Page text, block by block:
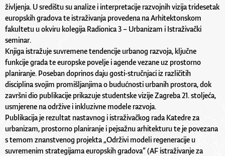
življenja. U središtu su analize i interpretacije razvojnih vizija tridesetak
europskih gradova te istraživanja provedena na Arhitektonskom
fakultetu u okviru kolegija Radionica 3 – Urbanizam i Istraživački
seminar.
Knjiga istražuje suvremene tendencije urbanog razvoja, ključne
funkcije grada te europske povelje i agende vezane uz prostorno
planiranje. Poseban doprinos daju gosti-stručnjaci iz različitih
disciplina svojim promišljanjima o budućnosti urbanih prostora, dok
završni dio publikacije prikazuje studentske vizije Zagreba 21. stoljeća,
usmjerene na održive i inkluzivne modele razvoja.
Publikacija je rezultat nastavnog i istraživačkog rada Katedre za
urbanizam, prostorno planiranje i pejsažnu arhitekturu te je povezana
s temom znanstvenog projekta „Održivi modeli regeneracije u
suvremenim strategijama europskih gradova“ (AF istraživanje za